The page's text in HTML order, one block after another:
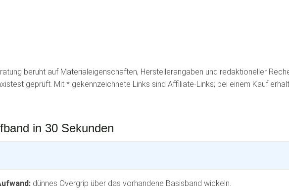
beruht auf Materialeigenschaften, Herstellerangaben und redaktioneller
geprüft. Mit * gekennzeichnete Links sind Affiliate-Links; bei einem Kauf
in 30 Sekunden
dünnes Overgrip über das vorhandene Basisband wickeln.